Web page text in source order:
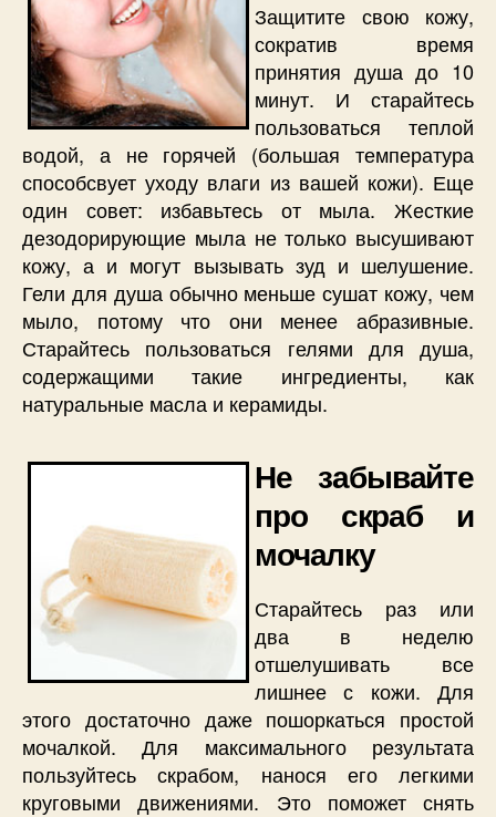
Защитите свою кожу,
сократив время
принятия душа до 10
минут. И старайтесь
пользоваться теплой
водой, а не горячей (большая температура
способсвует уходу влаги из вашей кожи). Еще
один совет: избавьтесь от мыла. Жесткие
дезодорирующие мыла не только высушивают
кожу, а и могут вызывать зуд и шелушение.
Гели для душа обычно меньше сушат кожу, чем
мыло, потому что они менее абразивные.
Старайтесь пользоваться гелями для душа,
содержащими такие ингредиенты, как
натуральные масла и керамиды.
Не забывайте
про скраб и
мочалку
Старайтесь раз или
два в неделю
отшелушивать все
лишнее с кожи. Для
этого достаточно даже пошоркаться простой
мочалкой. Для максимального результата
пользуйтесь скрабом, нанося его легкими
круговыми движениями. Это поможет снять